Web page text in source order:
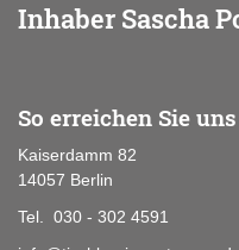
Inhaber Sascha
So erreichen Sie uns
Kaiserdamm 82
14057 Berlin
Tel. 030 - 302 4591